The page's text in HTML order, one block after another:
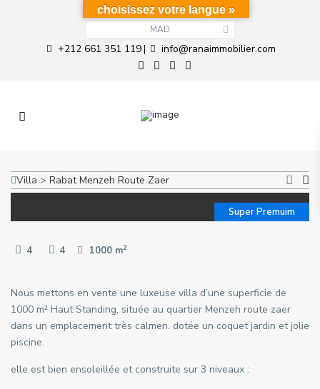
MAD
+212 661 351 119| info@ranaimmobilier.com
Villa > Rabat Menzeh Route Zaer
Super Premuim
4 4 1000 m2
Nous mettons en vente une luxeuse villa d’une superficie de
1000 m² Haut Standing, située au quartier Menzeh route zaer
dans un emplacement très calmen. dotée un coquet jardin et jolie
piscine.
elle est bien ensoleillée et construite sur 3 niveaux :
choisissez votre langue »